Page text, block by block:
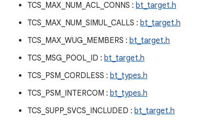
TCS_MAX_NUM_ACL_CONNS : bt_target.h
TCS_MAX_NUM_SIMUL_CALLS : bt_target.h
TCS_MAX_WUG_MEMBERS : bt_target.h
TCS_MSG_POOL_ID : bt_target.h
TCS_PSM_CORDLESS : bt_types.h
TCS_PSM_INTERCOM : bt_types.h
TCS_SUPP_SVCS_INCLUDED : bt_target.h